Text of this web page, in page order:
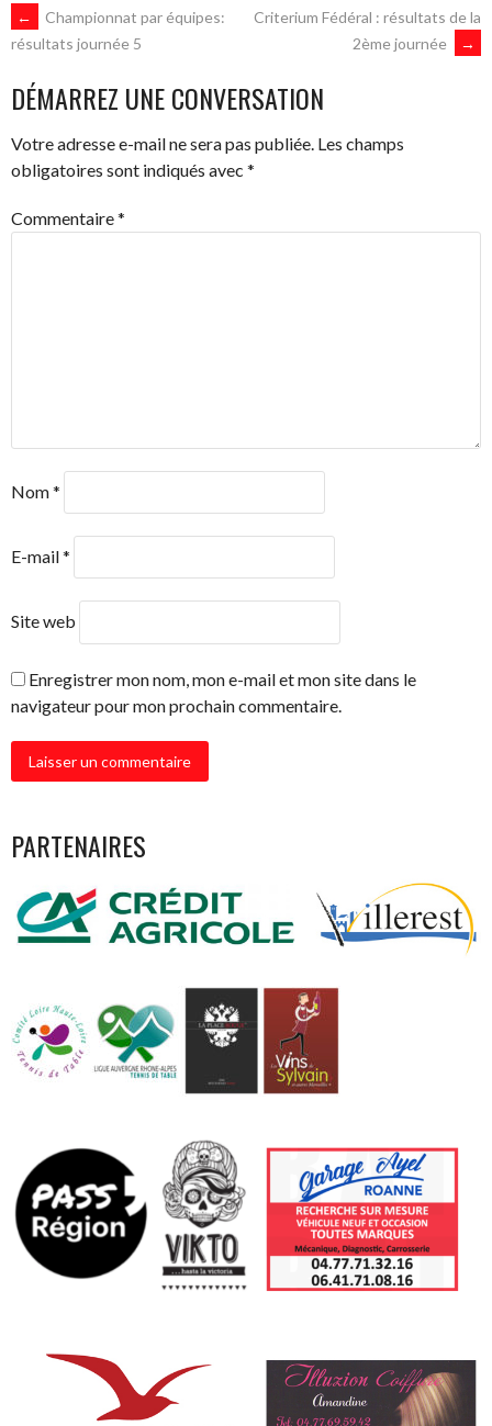
NAVIGATION
DES
ARTICLES
←
Championnat par équipes:
résultats journée 5
Criterium Fédéral : résultats de la
2ème journée
→
DÉMARREZ UNE CONVERSATION
Votre adresse e-mail ne sera pas publiée. Les champs
obligatoires sont indiqués avec *
Commentaire*
Nom*
E-mail*
Site web
Enregistrer mon nom, mon e-mail et mon site dans le
navigateur pour mon prochain commentaire.
PARTENAIRES